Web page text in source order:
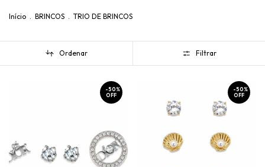
Início . BRINCOS . TRIO DE BRINCOS
Ordenar Filtrar
-50%
OFF
-50%
OFF